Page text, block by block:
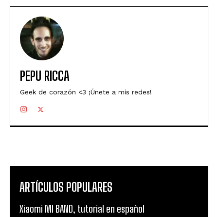
PEPU RICCA
Geek de corazón <3 ¡Únete a mis redes!
ARTÍCULOS POPULARES
Xiaomi MI BAND, tutorial en español